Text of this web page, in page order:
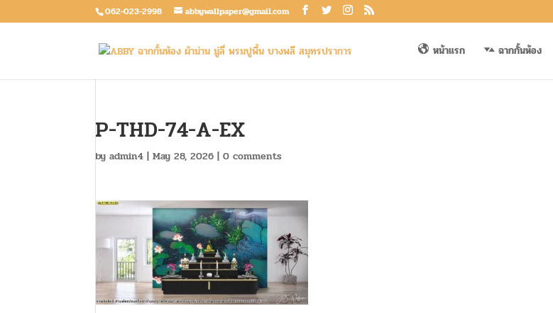
062-023-2998 abbywallpaper@gmail.com
หน้าแรก ฉากกั้นห้อง
P-THD-74-A-EX
byadmin4 |May 28, 2026 |0 comments